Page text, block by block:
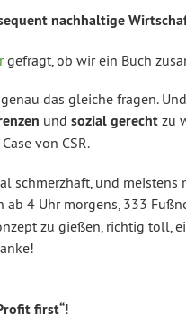
nachhaltige
gefragt, ob wir ein Buch
das gleiche fragen.
und sozial gerecht zu
von CSR.
schmerzhaft, und
ab 4 Uhr morgens, 333
zu gießen, richtig toll,
first“!